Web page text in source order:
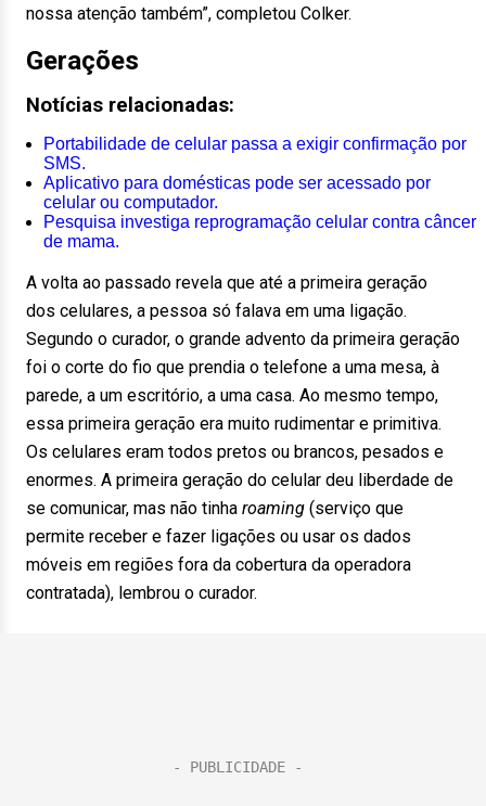
nossa atenção também”, completou Colker.
Gerações
Notícias relacionadas:
Portabilidade de celular passa a exigir confirmação por
SMS.
Aplicativo para domésticas pode ser acessado por
celular ou computador.
Pesquisa investiga reprogramação celular contra câncer
de mama.
A volta ao passado revela que até a primeira geração
dos celulares, a pessoa só falava em uma ligação.
Segundo o curador, o grande advento da primeira geração
foi o corte do fio que prendia o telefone a uma mesa, à
parede, a um escritório, a uma casa. Ao mesmo tempo,
essa primeira geração era muito rudimentar e primitiva.
Os celulares eram todos pretos ou brancos, pesados e
enormes. A primeira geração do celular deu liberdade de
se comunicar, mas não tinha roaming (serviço que
permite receber e fazer ligações ou usar os dados
móveis em regiões fora da cobertura da operadora
contratada), lembrou o curador.